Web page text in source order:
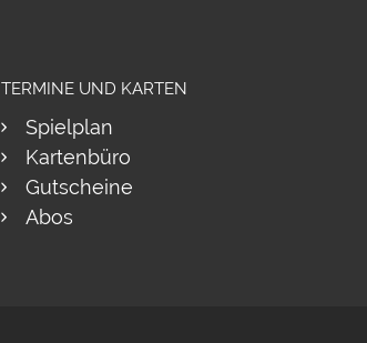
TERMINE UND KARTEN
Spielplan
Kartenbüro
Gutscheine
Abos